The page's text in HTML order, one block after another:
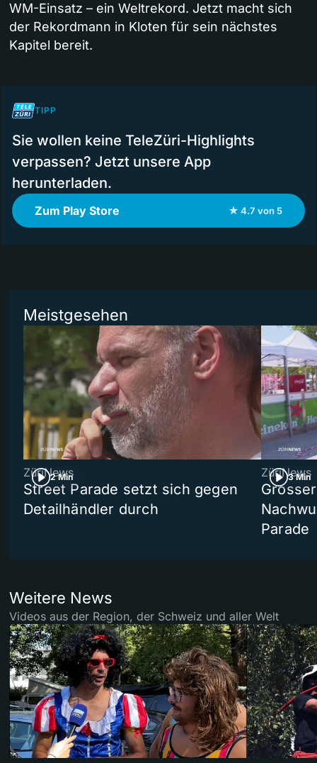
WM-Einsatz – ein Weltrekord. Jetzt macht sich
der Rekordmann in Kloten für sein nächstes
Kapitel bereit.
TIPP
Sie wollen keine TeleZüri-Highlights
verpassen? Jetzt unsere App
herunterladen.
Zum Play Store ★ 4.7 von 5
Meistgesehen
2 Min
ZüriNews
Street Parade setzt sich gegen
Detailhändler durch
3 Min
ZüriNews
Parade
Weitere News
Videos aus der Region, der Schweiz und aller Welt